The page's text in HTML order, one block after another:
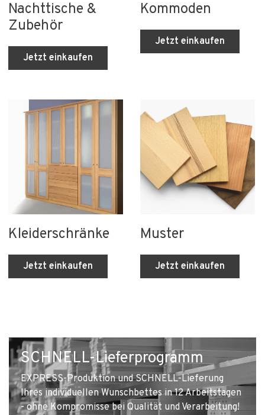
Nachttische &
Zubehör
Jetzt einkaufen
Kommoden
Jetzt einkaufen
Kleiderschränke
Jetzt einkaufen
Muster
Jetzt einkaufen
SCHNELL-Lieferprogramm
EXPRESS-Produktion und SCHNELL-Lieferung
Ihres individuellen Wunschbettes in 12 Arbeitstagen
- ohne Kompromisse bei Qualität und Verarbeitung!